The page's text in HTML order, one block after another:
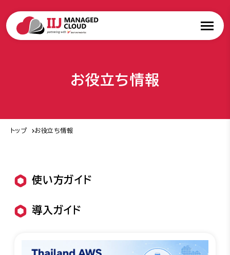
お役立ち情報
トップ お役立ち情報
使い方ガイド
導入ガイド